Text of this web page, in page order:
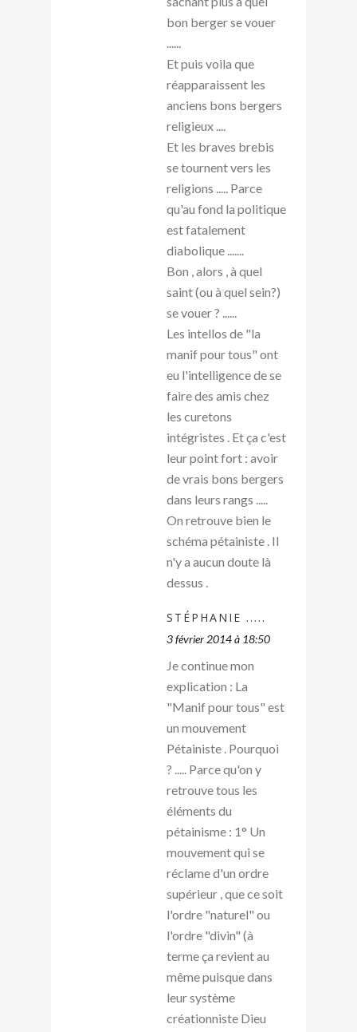
bon berger se vouer
Et puis voila que
réapparaissent les
anciens bons bergers
religieux ....
Et les braves brebis
se tournent vers les
religions ..... Parce
qu'au fond la politique
est fatalement
diabolique .......
Bon , alors , à quel
saint (ou à quel sein?)
se vouer ? ......
Les intellos de "la
manif pour tous" ont
eu l'intelligence de se
faire des amis chez
les curetons
intégristes . Et ça c'est
leur point fort : avoir
de vrais bons bergers
dans leurs rangs .....
On retrouve bien le
schéma pétainiste . Il
n'y a aucun doute là
dessus .
STÉPHANIE .....
3 février 2014 à 18:50
Je continue mon
explication : La
"Manif pour tous" est
un mouvement
Pétainiste . Pourquoi
? ..... Parce qu'on y
retrouve tous les
éléments du
pétainisme : 1° Un
mouvement qui se
réclame d'un ordre
supérieur , que ce soit
l'ordre "naturel" ou
l'ordre "divin" (à
terme ça revient au
même puisque dans
leur système
créationniste Dieu